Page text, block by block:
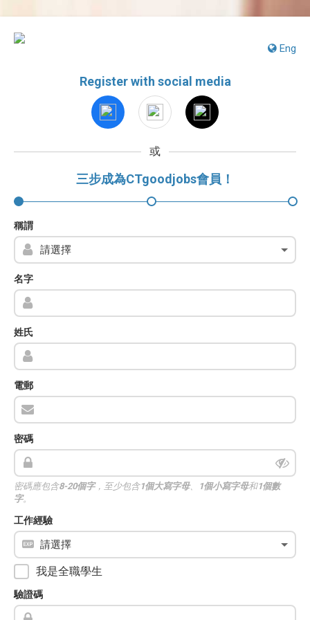
Eng
Register with social media
或
三步成為CTgoodjobs會員！
稱謂
名字
姓氏
電郵
密碼
密碼應包含8-20個字，至少包含1個大寫字母、 1個小寫字母和1個數
字。
工作經驗
我是全職學生
驗證碼